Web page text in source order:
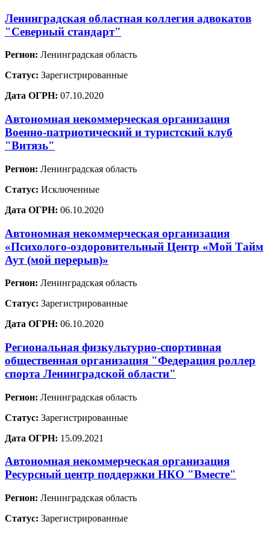
Ленинградская областная коллегия адвокатов
"Северный стандарт"
Регион: Ленинградская область
Статус: Зарегистрированные
Дата ОГРН: 07.10.2020
Автономная некоммерческая организация
Военно-патриотический и туристский клуб
"Витязь"
Регион: Ленинградская область
Статус: Исключенные
Дата ОГРН: 06.10.2020
Автономная некоммерческая организация
«Психолого-оздоровительный Центр «Мой Тайм
Аут (мой перерыв)»
Регион: Ленинградская область
Статус: Зарегистрированные
Дата ОГРН: 06.10.2020
Региональная физкультурно-спортивная
общественная организация "Федерация роллер
спорта Ленинградской области"
Регион: Ленинградская область
Статус: Зарегистрированные
Дата ОГРН: 15.09.2021
Автономная некоммерческая организация
Ресурсный центр поддержки НКО "Вместе"
Регион: Ленинградская область
Статус: Зарегистрированные